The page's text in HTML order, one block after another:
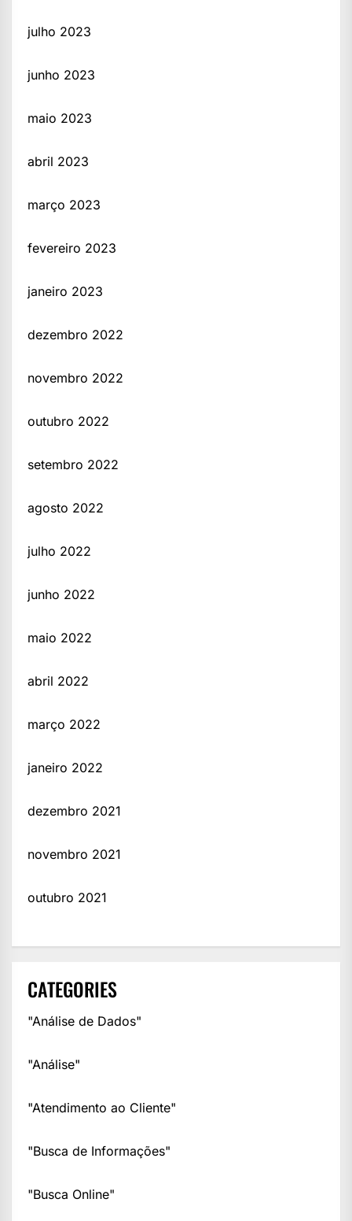
julho 2023
junho 2023
maio 2023
abril 2023
março 2023
fevereiro 2023
janeiro 2023
dezembro 2022
novembro 2022
outubro 2022
setembro 2022
agosto 2022
julho 2022
junho 2022
maio 2022
abril 2022
março 2022
janeiro 2022
dezembro 2021
novembro 2021
outubro 2021
CATEGORIES
"Análise de Dados"
"Análise"
"Atendimento ao Cliente"
"Busca de Informações"
"Busca Online"